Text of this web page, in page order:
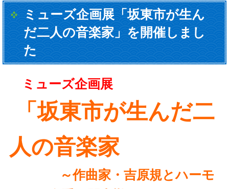
ミューズ企画展「坂東市が生ん
だ二人の音楽家」を開催しまし
た
ミューズ企画展
「坂東市が生んだ二
人の音楽家
～作曲家・吉原規とハーモ